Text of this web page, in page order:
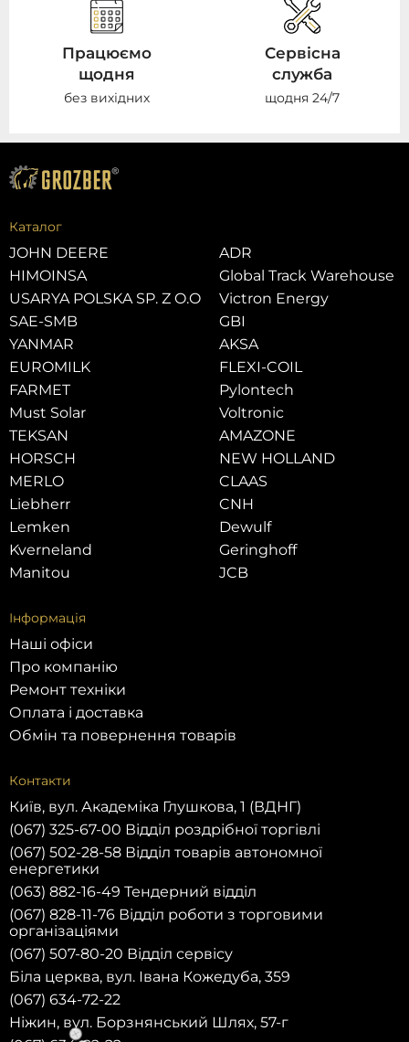
Працюємо
щодня
без вихідних
Сервісна
служба
щодня 24/7
Каталог
JOHN DEERE
HIMOINSA
USARYA POLSKA SP. Z O.O
SAE-SMB
YANMAR
EUROMILK
FARMET
Must Solar
TEKSAN
HORSCH
MERLO
Liebherr
Lemken
Kverneland
Manitou
ADR
Global Track Warehouse
Victron Energy
GBI
AKSA
FLEXI-COIL
Pylontech
Voltronic
AMAZONE
NEW HOLLAND
CLAAS
CNH
Dewulf
Geringhoff
JCB
Інформація
Наші офіси
Про компанію
Ремонт техніки
Оплата і доставка
Обмін та повернення товарів
Контакти
Київ, вул. Академіка Глушкова, 1 (ВДНГ)
(067) 325-67-00 Відділ роздрібної торгівлі
(067) 502-28-58 Відділ товарів автономної
енергетики
(063) 882-16-49 Тендерний відділ
(067) 828-11-76 Відділ роботи з торговими
організаціями
(067) 507-80-20 Відділ сервісу
Біла церква, вул. Івана Кожедуба, 359
(067) 634-72-22
Ніжин, вул. Борзнянський Шлях, 57-г